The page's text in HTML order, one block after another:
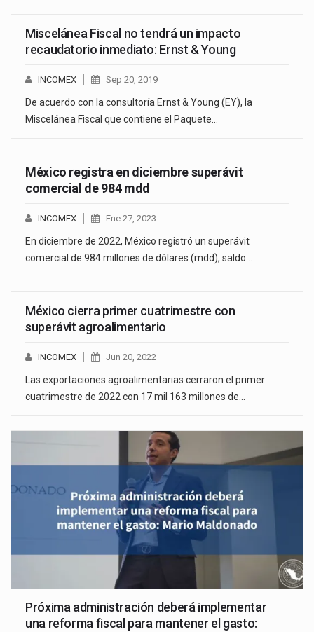
Miscelánea Fiscal no tendrá un impacto
recaudatorio inmediato: Ernst & Young
INCOMEX Sep 20, 2019
De acuerdo con la consultoría Ernst & Young (EY), la
Miscelánea Fiscal que contiene el Paquete…
México registra en diciembre superávit
comercial de 984 mdd
INCOMEX Ene 27, 2023
En diciembre de 2022, México registró un superávit
comercial de 984 millones de dólares (mdd), saldo…
México cierra primer cuatrimestre con
superávit agroalimentario
INCOMEX Jun 20, 2022
Las exportaciones agroalimentarias cerraron el primer
cuatrimestre de 2022 con 17 mil 163 millones de…
Próxima administración deberá implementar
una reforma fiscal para mantener el gasto: